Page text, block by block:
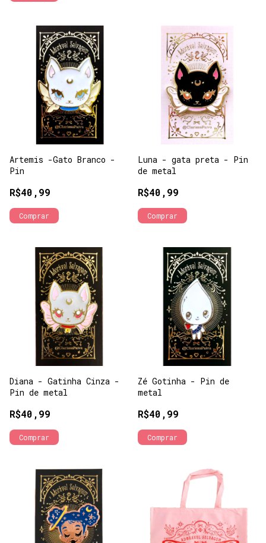
Artemis -Gato Branco -
Pin
R$40,99
Luna - gata preta - Pin
de metal
R$40,99
Diana - Gatinha Cinza -
Pin de metal
R$40,99
Zé Gotinha - Pin de
metal
R$40,99